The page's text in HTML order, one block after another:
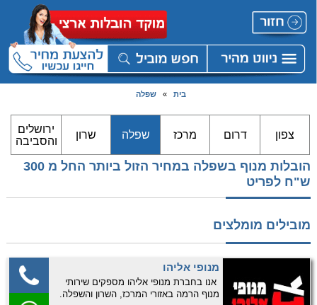
בית » שפלה
צפון דרום מרכז שפלה שרון
ירושלים
והסביבה
הובלות מנוף בשפלה במחיר הזול ביותר החל מ 300
ש"ח לפריט
מובילים מומלצים
מנופי אליהו
אנו בחברת מנופי אליהו מספקים שירותי
מנוף הרמה באזורי המרכז, השרון והשפלה.